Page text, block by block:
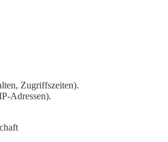
Zugriffszeiten).
Adressen).